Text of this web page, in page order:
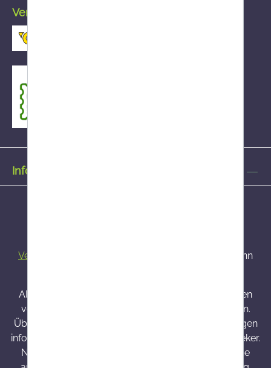
Versand durch die österreichische Post
Informationen
Versandkosten
und ggf. Nachnahmegebühren, wenn
Alle bei Onlineapo angebotenen Arzneimittel werden
von Österreich versendet und sind dort zugelassen.
Über Wirkung und mögliche unerwünschte Wirkungen
informieren Gebrauchsinformation, Arzt oder Apotheker.
Nahrungsergänzungsmittel sind kein Ersatz für eine